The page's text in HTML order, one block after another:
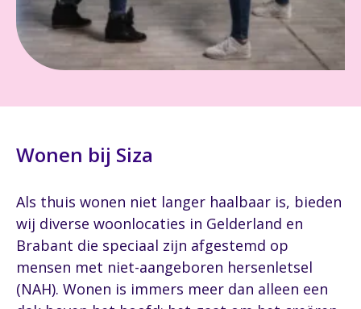
Wonen bij Siza
Als thuis wonen niet langer haalbaar is, bieden
wij diverse woonlocaties in Gelderland en
Brabant die speciaal zijn afgestemd op
mensen met niet-aangeboren hersenletsel
(NAH). Wonen is immers meer dan alleen een